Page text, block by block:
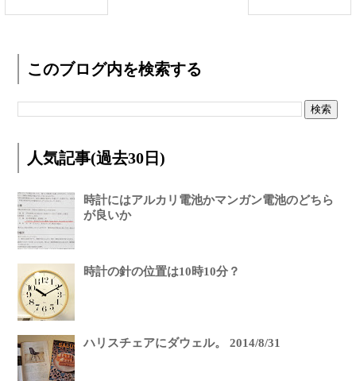
このブログ内を検索する
人気記事(過去30日)
時計にはアルカリ電池かマンガン電池のどちら
が良いか
時計の針の位置は10時10分？
ハリスチェアにダウェル。 2014/8/31